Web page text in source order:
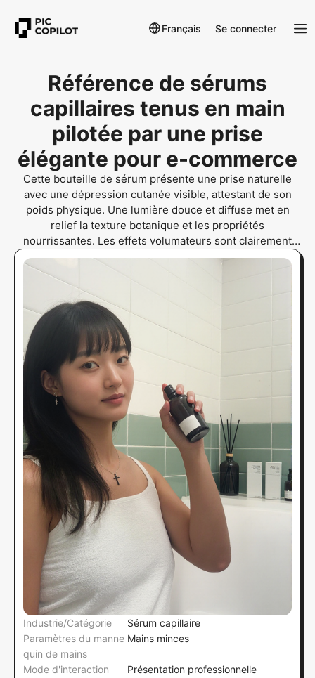
Français Se connecter
Référence de sérums
capillaires tenus en main
pilotée par une prise
élégante pour e-commerce
Cette bouteille de sérum présente une prise naturelle
avec une dépression cutanée visible, attestant de son
poids physique. Une lumière douce et diffuse met en
relief la texture botanique et les propriétés
nourrissantes. Les effets volumateurs sont clairement
perceptibles dans une capture haute définition,
confirmant la présence tangible du produit dans un cadre
Industrie/Catégorie
Sérum capillaire
Paramètres du manne
quin de mains
Mains minces
Mode d'interaction
Présentation professionnelle